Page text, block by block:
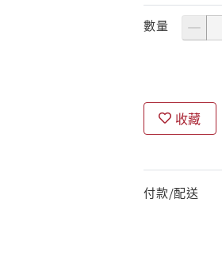
數量
收藏
付款/配送